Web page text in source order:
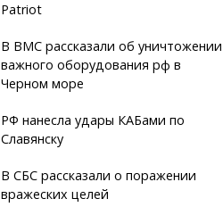
Patriot
В ВМС рассказали об уничтожении
важного оборудования рф в
Черном море
РФ нанесла удары КАБами по
Славянску
В СБС рассказали о поражении
вражеских целей